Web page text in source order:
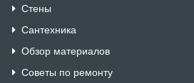
Стены
Сантехника
Обзор материалов
Советы по ремонту